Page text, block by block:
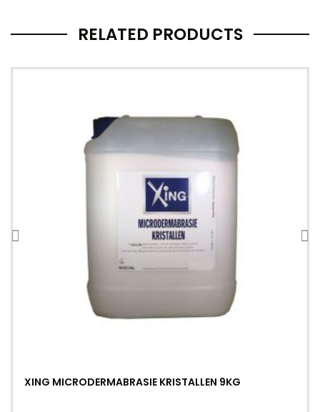
RELATED PRODUCTS
XING MICRODERMABRASIE KRISTALLEN 9KG